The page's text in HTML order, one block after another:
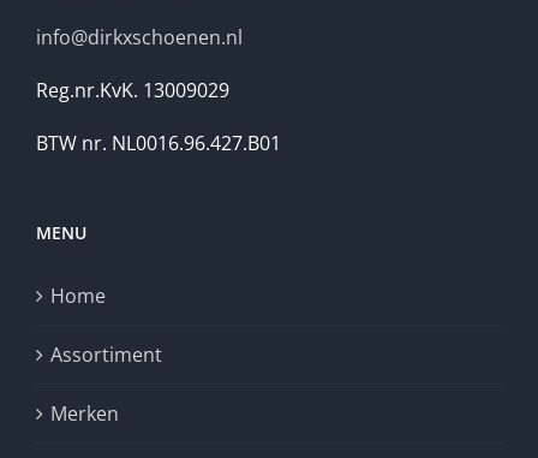
info@dirkxschoenen.nl
Reg.nr.KvK. 13009029
BTW nr. NL0016.96.427.B01
MENU
Home
Assortiment
Merken